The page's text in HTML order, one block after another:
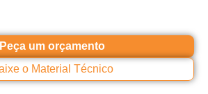
Peça um orçamento
o Material Técnico